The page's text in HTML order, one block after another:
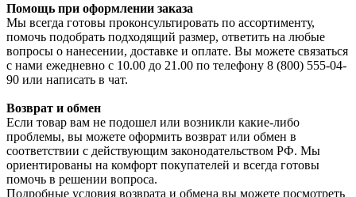
Помощь при оформлении заказа
Мы всегда готовы проконсультировать по ассортименту,
помочь подобрать подходящий размер, ответить на любые
вопросы о нанесении, доставке и оплате. Вы можете связаться
с нами ежедневно с 10.00 до 21.00 по телефону 8 (800) 555-04-
90 или написать в чат.
Возврат и обмен
Если товар вам не подошел или возникли какие-либо
проблемы, вы можете оформить возврат или обмен в
соответствии с действующим законодательством РФ. Мы
ориентированы на комфорт покупателей и всегда готовы
помочь в решении вопроса.
Подробные условия возврата и обмена вы можете посмотреть